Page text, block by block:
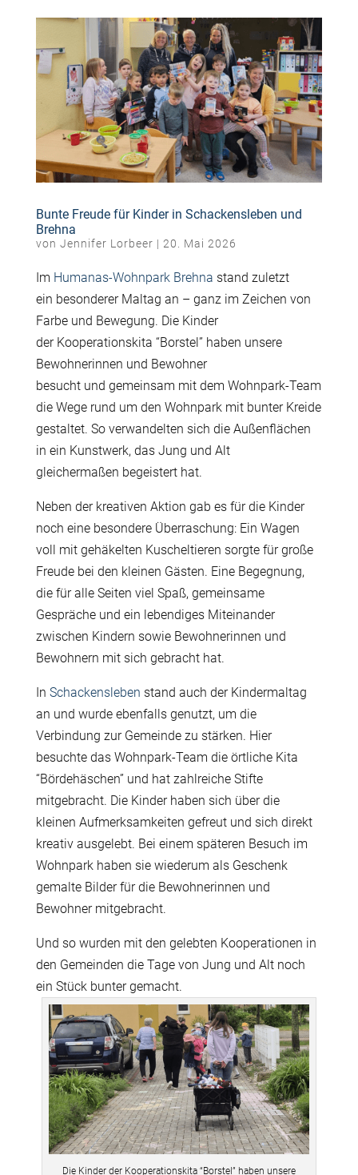
Bunte Freude für Kinder in Schackensleben und
Brehna
von Jennifer Lorbeer | 20. Mai 2026
Im Humanas-Wohnpark Brehna stand zuletzt
ein besonderer Maltag an – ganz im Zeichen von
Farbe und Bewegung. Die Kinder
der Kooperationskita “Borstel” haben unsere
Bewohnerinnen und Bewohner
besucht und gemeinsam mit dem Wohnpark-Team
die Wege rund um den Wohnpark mit bunter Kreide
gestaltet. So verwandelten sich die Außenflächen
in ein Kunstwerk, das Jung und Alt
gleichermaßen begeistert hat.
Neben der kreativen Aktion gab es für die Kinder
noch eine besondere Überraschung: Ein Wagen
voll mit gehäkelten Kuscheltieren sorgte für große
Freude bei den kleinen Gästen. Eine Begegnung,
die für alle Seiten viel Spaß, gemeinsame
Gespräche und ein lebendiges Miteinander
zwischen Kindern sowie Bewohnerinnen und
Bewohnern mit sich gebracht hat.
In Schackensleben stand auch der Kindermaltag
an und wurde ebenfalls genutzt, um die
Verbindung zur Gemeinde zu stärken. Hier
besuchte das Wohnpark-Team die örtliche Kita
“Bördehäschen” und hat zahlreiche Stifte
mitgebracht. Die Kinder haben sich über die
kleinen Aufmerksamkeiten gefreut und sich direkt
kreativ ausgelebt. Bei einem späteren Besuch im
Wohnpark haben sie wiederum als Geschenk
gemalte Bilder für die Bewohnerinnen und
Bewohner mitgebracht.
Und so wurden mit den gelebten Kooperationen in
den Gemeinden die Tage von Jung und Alt noch
ein Stück bunter gemacht.
Die Kinder der Kooperationskita “Borstel” haben unsere